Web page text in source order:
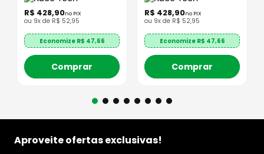
R$ 428,90no PIX
ou 9x de R$ 52,95
Economize R$ 47,66
Comprar
R$ 428,90no PIX
ou 9x de R$ 52,95
Economize R$ 47,66
Comprar
Aproveite ofertas exclusivas!